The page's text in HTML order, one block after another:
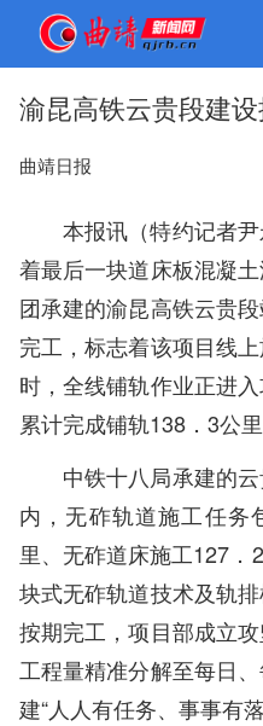
渝昆高铁云贵段建
曲靖日报
本报讯（特约记者
着最后一块道床板混凝
团承建的渝昆高铁云贵
完工，标志着该项目线
时，全线铺轨作业正进
累计完成铺轨138．3公里
中铁十八局承建的
内，无砟轨道施工任务
里、无砟道床施工127．
块式无砟轨道技术及轨
按期完工，项目部成立
工程量精准分解至每日
建“人人有任务、事事有